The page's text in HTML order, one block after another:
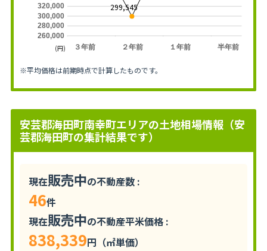
３年前 ２年前 １年前 半年前
260,000
280,000
300,000
320,000 299,545
(円)
※平均価格は前期時点で計算したものです。
安芸郡海田町南幸町エリアの土地相場情報（安
芸郡海田町の集計結果です）
現在販売中の不動産数 :
46件
現在販売中の不動産平米価格 :
838,339円（㎡単価）